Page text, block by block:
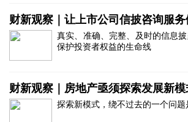
财新观察｜让上市公司信披咨询服
真实、准确、完整、及时的信息披
保护投资者权益的生命线
财新观察｜房地产亟须探索发展新模
探索新模式，绕不过去的一个问题